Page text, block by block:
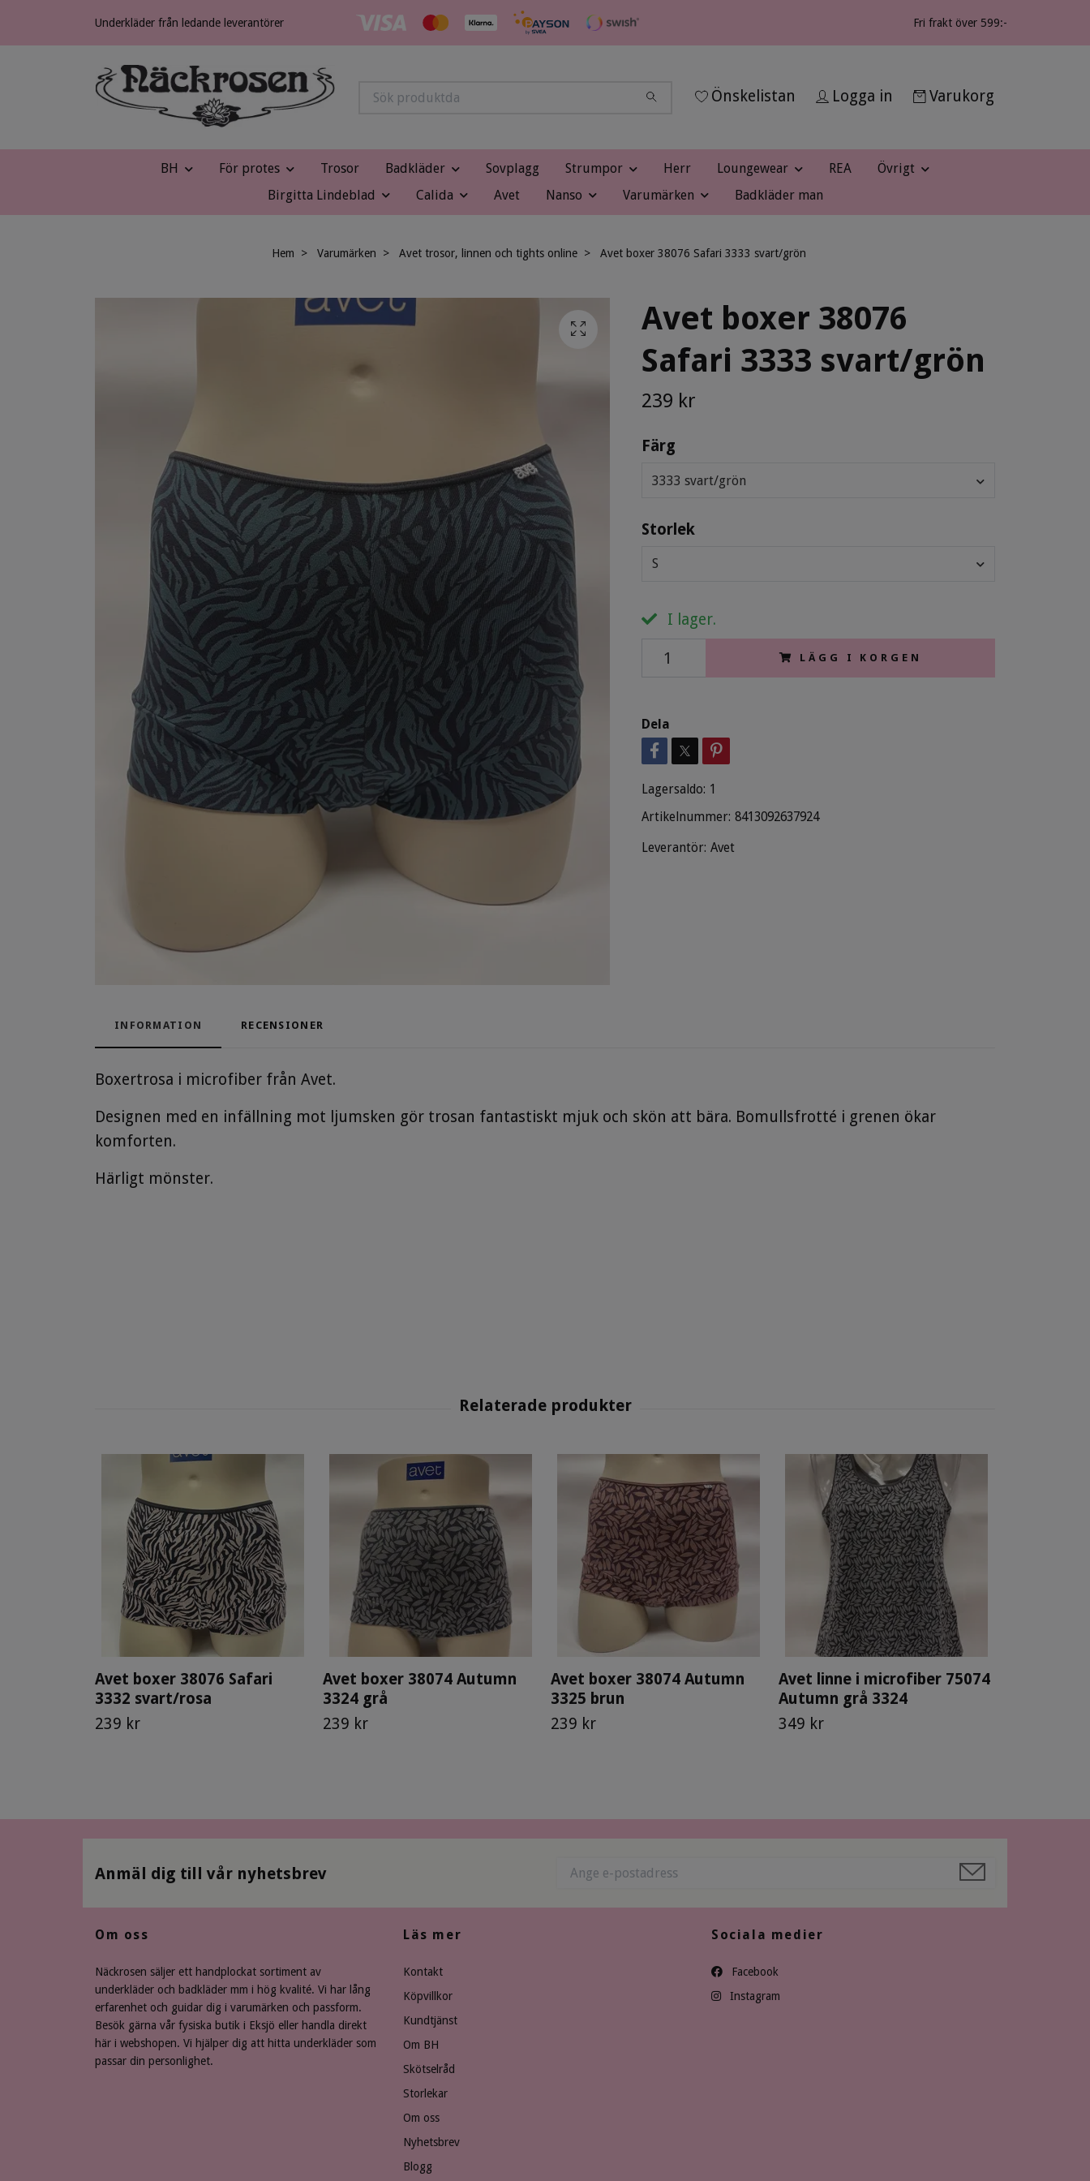
Underkläder från ledande leverantörer Fri frakt över 599:-
Önskelistan Logga in Varukorg
BH För protes Trosor Badkläder Sovplagg Strumpor Herr Loungewear REA
Övrigt
Birgitta Lindeblad
Calida Avet Nanso Varumärken Badkläder man
Hem Varumärken Avet trosor, linnen och tights online Avet boxer 38076 Safari 3333 svart/grön
Avet boxer 38076
Safari 3333 svart/grön
239 kr
Färg
3333 svart/grön
Storlek
S
I lager.
LÄGG I KORGEN
Dela
Lagersaldo: 1
Artikelnummer: 8413092637924
Leverantör: Avet
INFORMATION RECENSIONER
Boxertrosa i microfiber från Avet.
Designen med en infällning mot ljumsken gör trosan fantastiskt mjuk och skön att bära. Bomullsfrotté i grenen ökar
komforten.
Härligt mönster.
Avet boxer 38076 Safari
3332 svart/rosa
239 kr
Avet boxer 38074 Autumn
3324 grå
239 kr
Avet boxer 38074 Autumn
3325 brun
239 kr
Avet linne i microfiber 75074
Autumn grå 3324
349 kr
Anmäl dig till vår nyhetsbrev
Om oss
Näckrosen säljer ett handplockat sortiment av
underkläder och badkläder mm i hög kvalité. Vi har lång
erfarenhet och guidar dig i varumärken och passform.
Besök gärna vår fysiska butik i Eksjö eller handla direkt
här i webshopen. Vi hjälper dig att hitta underkläder som
passar din personlighet.
Läs mer
Kontakt
Köpvillkor
Kundtjänst
Om BH
Skötselråd
Storlekar
Om oss
Nyhetsbrev
Blogg
Sociala medier
Facebook
Instagram